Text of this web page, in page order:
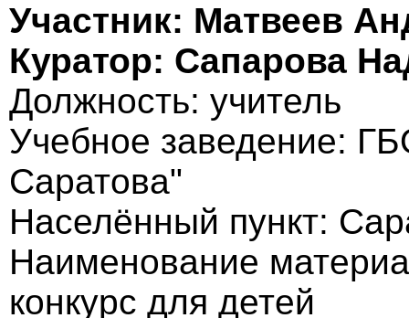
Участник: Матвеев
Куратор: Сапарова
Должность: учитель
Учебное заведение:
Саратова"
Населённый пункт:
Наименование
конкурс для детей